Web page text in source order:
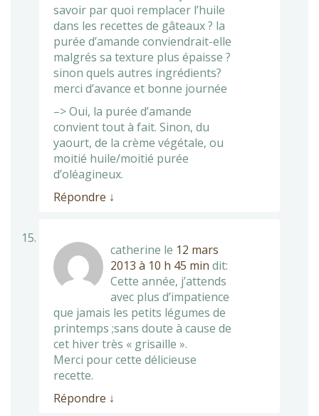
savoir par quoi remplacer l’huile
dans les recettes de gâteaux ? la
purée d’amande conviendrait-elle
malgrés sa texture plus épaisse ?
sinon quels autres ingrédients?
merci d’avance et bonne journée
–> Oui, la purée d’amande
convient tout à fait. Sinon, du
yaourt, de la crème végétale, ou
moitié huile/moitié purée
d’oléagineux.
Répondre ↓
catherine le 12 mars
2013 à 10 h 45 min dit:
Cette année, j’attends
avec plus d’impatience
que jamais les petits légumes de
printemps ;sans doute à cause de
cet hiver très « grisaille ».
Merci pour cette délicieuse
recette.
Répondre ↓